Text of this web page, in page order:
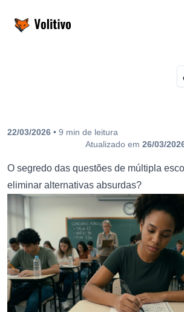
Volitivo
22/03/2026 • 9 min de leitura
Atualizado em 26/03/
O segredo das questões de múltipla
eliminar alternativas absurdas?